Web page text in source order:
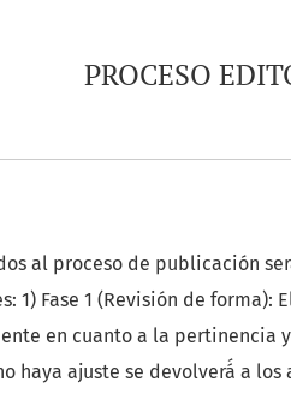
PROCESO
al proceso de publicación
1) Fase 1 (Revisión de
en cuanto a la pertinencia
haya ajuste se devolverá́ a